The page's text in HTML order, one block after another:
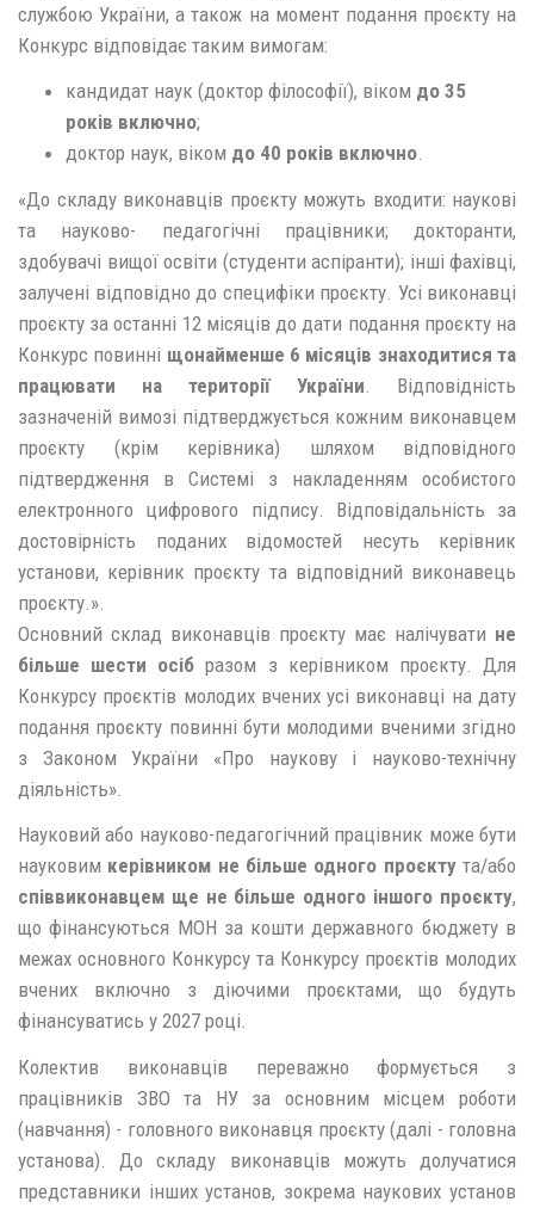
службою України, а також на момент подання проєкту на
Конкурс відповідає таким вимогам:
кандидат наук (доктор філософії), віком до 35
років включно;
доктор наук, віком до 40 років включно.
«До складу виконавців проєкту можуть входити: наукові
та науково- педагогічні працівники; докторанти,
здобувачі вищої освіти (студенти аспіранти); інші фахівці,
залучені відповідно до специфіки проєкту. Усі виконавці
проєкту за останні 12 місяців до дати подання проєкту на
Конкурс повинні щонайменше 6 місяців знаходитися та
працювати на території України . Відповідність
зазначеній вимозі підтверджується кожним виконавцем
проєкту (крім керівника) шляхом відповідного
підтвердження в Системі з накладенням особистого
електронного цифрового підпису. Відповідальність за
достовірність поданих відомостей несуть керівник
установи, керівник проєкту та відповідний виконавець
проєкту.».
Основний склад виконавців проєкту має налічувати не
більше шести осіб разом з керівником проєкту. Для
Конкурсу проєктів молодих вчених усі виконавці на дату
подання проєкту повинні бути молодими вченими згідно
з Законом України «Про наукову і науково-технічну
діяльність».
Науковий або науково-педагогічний працівник може бути
науковим керівником не більше одного проєктута/або
співвиконавцем ще не більше одного іншого проєкту,
що фінансуються МОН за кошти державного бюджету в
межах основного Конкурсу та Конкурсу проєктів молодих
вчених включно з діючими проєктами, що будуть
фінансуватись у 2027 році.
Колектив виконавців переважно формується з
працівників ЗВО та НУ за основним місцем роботи
(навчання) - головного виконавця проєкту (далі - головна
установа). До складу виконавців можуть долучатися
представники інших установ, зокрема наукових установ